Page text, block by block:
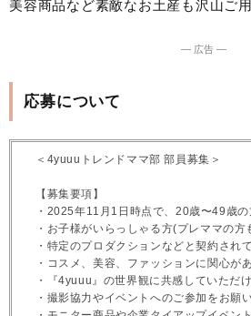
美容商品など素敵なお土産も沢山ご
― 広告 ―
応募について
＜4yuuuトレンドママ部 部員募集＞
【募集要項】
・2025年11月1日時点で、20歳〜49歳の
・お子様がいらっしゃる方(プレママの方
・特定のプロダクションなどと契約され
・コスメ、美容、ファッションに関心が
・『4yuuu』の世界観に共感していただ
・撮影協力やイベントへのご参加をお願